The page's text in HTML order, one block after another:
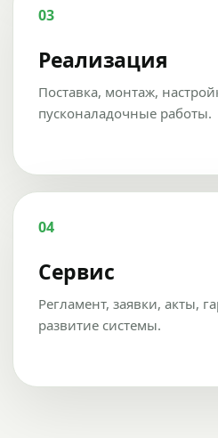
03
Реализация
Поставка, монтаж,
пусконаладочные работы.
04
Сервис
Регламент, заявки, акты,
развитие системы.